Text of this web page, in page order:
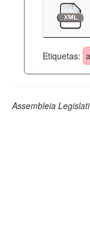
Administração
Legislação
Etiquetas:
Assembleia